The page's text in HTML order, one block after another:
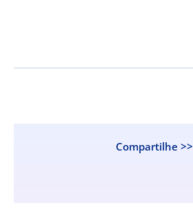
Compartilhe >>